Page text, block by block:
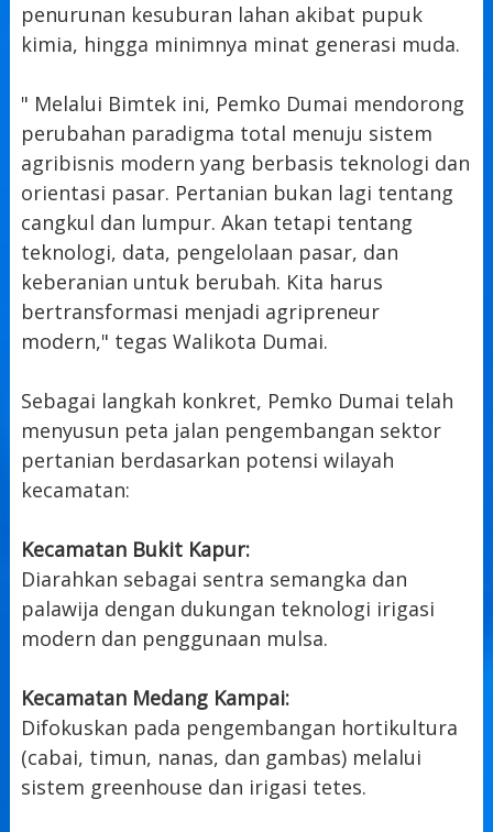
penurunan kesuburan lahan akibat pupuk
kimia, hingga minimnya minat generasi muda.
" Melalui Bimtek ini, Pemko Dumai mendorong
perubahan paradigma total menuju sistem
agribisnis modern yang berbasis teknologi dan
orientasi pasar. Pertanian bukan lagi tentang
cangkul dan lumpur. Akan tetapi tentang
teknologi, data, pengelolaan pasar, dan
keberanian untuk berubah. Kita harus
bertransformasi menjadi agripreneur
modern," tegas Walikota Dumai.
Sebagai langkah konkret, Pemko Dumai telah
menyusun peta jalan pengembangan sektor
pertanian berdasarkan potensi wilayah
kecamatan:
Kecamatan Bukit Kapur:
Diarahkan sebagai sentra semangka dan
palawija dengan dukungan teknologi irigasi
modern dan penggunaan mulsa.
Kecamatan Medang Kampai:
Difokuskan pada pengembangan hortikultura
(cabai, timun, nanas, dan gambas) melalui
sistem greenhouse dan irigasi tetes.